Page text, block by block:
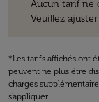
Aucun tarif ne
Veuillez
*Les tarifs affichés ont
peuvent ne plus être
charges
s'appliquer.